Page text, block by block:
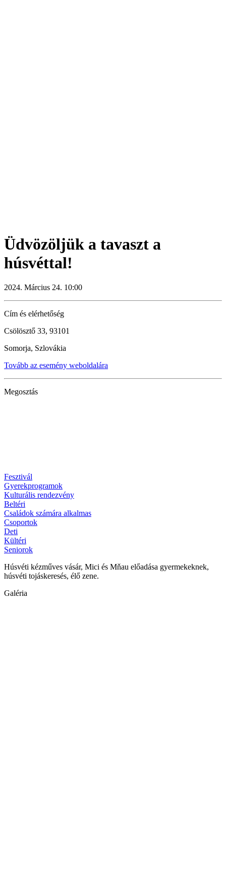
Üdvözöljük a tavaszt a
húsvéttal!
2024. Március 24. 10:00
Cím és elérhetőség
Csölösztő 33, 93101
Somorja, Szlovákia
Tovább az esemény weboldalára
Megosztás
Fesztivál
Gyerekprogramok
Kulturális rendezvény
Beltéri
Családok számára alkalmas
Csoportok
Deti
Kültéri
Seniorok
Húsvéti kézműves vásár, Mici és Mňau előadása gyermekeknek,
húsvéti tojáskeresés, élő zene.
Galéria